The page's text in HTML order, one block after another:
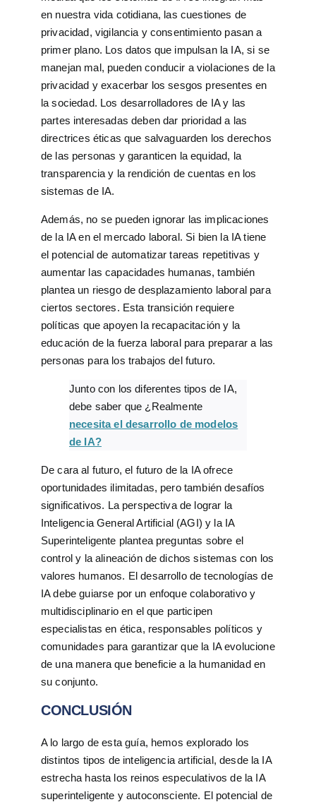
en nuestra vida cotidiana, las cuestiones de
privacidad, vigilancia y consentimiento pasan a
primer plano. Los datos que impulsan la IA, si se
manejan mal, pueden conducir a violaciones de la
privacidad y exacerbar los sesgos presentes en
la sociedad. Los desarrolladores de IA y las
partes interesadas deben dar prioridad a las
directrices éticas que salvaguarden los derechos
de las personas y garanticen la equidad, la
transparencia y la rendición de cuentas en los
sistemas de IA.
Además, no se pueden ignorar las implicaciones
de la IA en el mercado laboral. Si bien la IA tiene
el potencial de automatizar tareas repetitivas y
aumentar las capacidades humanas, también
plantea un riesgo de desplazamiento laboral para
ciertos sectores. Esta transición requiere
políticas que apoyen la recapacitación y la
educación de la fuerza laboral para preparar a las
personas para los trabajos del futuro.
Junto con los diferentes tipos de IA,
debe saber que ¿Realmente
necesita el desarrollo de modelos
de IA?
De cara al futuro, el futuro de la IA ofrece
oportunidades ilimitadas, pero también desafíos
significativos. La perspectiva de lograr la
Inteligencia General Artificial (AGI) y la IA
Superinteligente plantea preguntas sobre el
control y la alineación de dichos sistemas con los
valores humanos. El desarrollo de tecnologías de
IA debe guiarse por un enfoque colaborativo y
multidisciplinario en el que participen
especialistas en ética, responsables políticos y
comunidades para garantizar que la IA evolucione
de una manera que beneficie a la humanidad en
su conjunto.
CONCLUSIÓN
A lo largo de esta guía, hemos explorado los
distintos tipos de inteligencia artificial, desde la IA
estrecha hasta los reinos especulativos de la IA
superinteligente y autoconsciente. El potencial de